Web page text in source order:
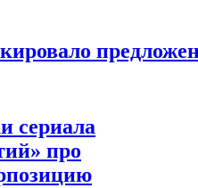
сериала
про